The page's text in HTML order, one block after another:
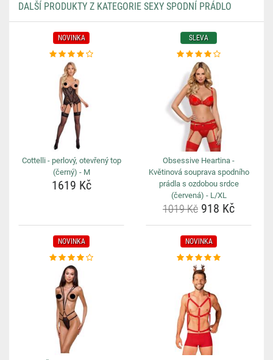
DALŠÍ PRODUKTY Z KATEGORIE SEXY SPODNÍ PRÁDLO
NOVINKA
Cottelli - perlový, otevřený top
(černý) - M
1619 Kč
SLEVA
Obsessive Heartina -
Květinová souprava spodního
prádla s ozdobou srdce
(červená) - L/XL
1019 Kč 918 Kč
NOVINKA NOVINKA